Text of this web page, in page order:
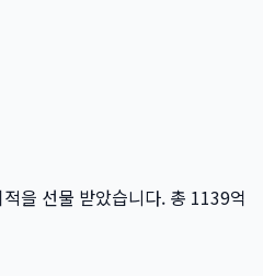
을 선물 받았습니다. 총 1139억